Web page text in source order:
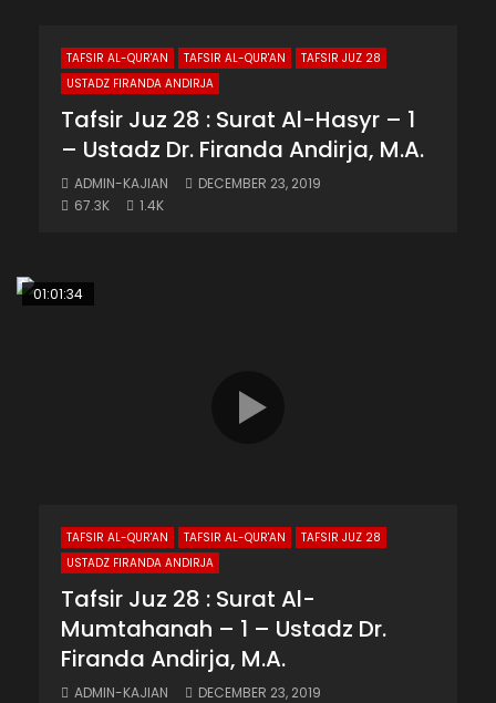
TAFSIR AL-QUR'AN TAFSIR AL-QUR'AN
TAFSIR JUZ 28
USTADZ FIRANDA ANDIRJA
Tafsir Juz 28 : Surat Al-Hasyr – 1
– Ustadz Dr. Firanda Andirja, M.A.
ADMIN-KAJIAN
DECEMBER 23, 2019
67.3K
1.4K
01:01:34
TAFSIR AL-QUR'AN TAFSIR AL-QUR'AN
TAFSIR JUZ 28
USTADZ FIRANDA ANDIRJA
Tafsir Juz 28 : Surat Al-
Mumtahanah – 1 – Ustadz Dr.
Firanda Andirja, M.A.
ADMIN-KAJIAN
DECEMBER 23, 2019